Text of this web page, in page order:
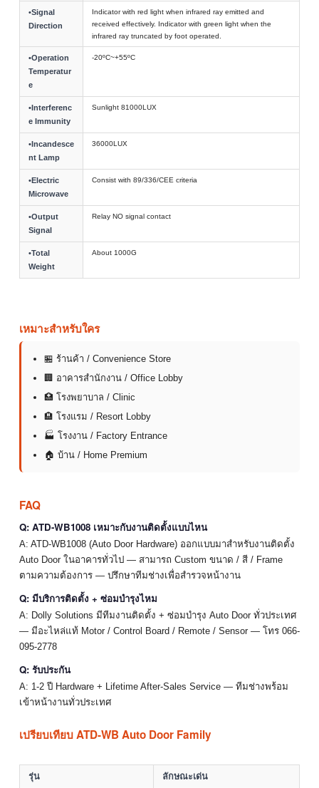
•Signal
Direction
Indicator with red light when infrared ray emitted and
received effectively. Indicator with green light when the
infrared ray truncated by foot operated.
•Operation
Temperatur
e
-20ºC~+55ºC
•Interferenc
e Immunity
Sunlight 81000LUX
•Incandesce
nt Lamp
36000LUX
•Electric
Microwave
Consist with 89/336/CEE criteria
•Output
Signal
Relay NO signal contact
•Total
Weight
About 1000G
เหมาะสำหรับใคร
🏪 ร้านค้า / Convenience Store
🏢 อาคารสำนักงาน / Office Lobby
🏥 โรงพยาบาล / Clinic
🏨 โรงแรม / Resort Lobby
🏭 โรงงาน / Factory Entrance
🏠 บ้าน / Home Premium
FAQ
Q: ATD-WB1008 เหมาะกับงานติดตั้งแบบไหน
A: ATD-WB1008 (Auto Door Hardware) ออกแบบมาสำหรับงานติดตั้ง
Auto Door ในอาคารทั่วไป — สามารถ Custom ขนาด / สี / Frame
ตามความต้องการ — ปรึกษาทีมช่างเพื่อสำรวจหน้างาน
Q: มีบริการติดตั้ง + ซ่อมบำรุงไหม
A: Dolly Solutions มีทีมงานติดตั้ง + ซ่อมบำรุง Auto Door ทั่วประเทศ
— มีอะไหล่แท้ Motor / Control Board / Remote / Sensor — โทร 066-
095-2778
Q: รับประกัน
A: 1-2 ปี Hardware + Lifetime After-Sales Service — ทีมช่างพร้อม
เข้าหน้างานทั่วประเทศ
เปรียบเทียบ ATD-WB Auto Door Family
รุ่น ลักษณะเด่น